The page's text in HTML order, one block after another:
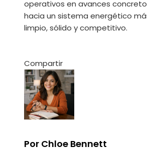
operativos en avances
hacia un sistema energético
limpio, sólido y competitivo.
Compartir
Facebook
Twitter
LinkedIn
Pinterest
Stumbleupon
Email
Por Chloe Bennett